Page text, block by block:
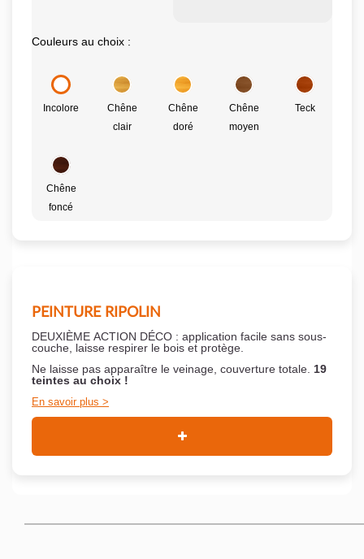
Couleurs au choix :
Incolore
Chêne
clair
Chêne
doré
Chêne
moyen
Teck
Chêne
foncé
PEINTURE RIPOLIN
DEUXIÈME ACTION DÉCO : application facile sans sous-
couche, laisse respirer le bois et protège.
Ne laisse pas apparaître le veinage, couverture totale. 19
teintes au choix !
En savoir plus